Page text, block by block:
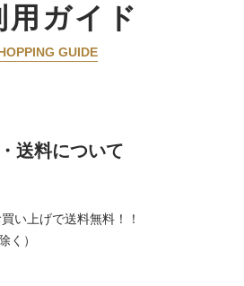
用ガイド
GUIDE
送料について
い上げで送料無料！！
く）